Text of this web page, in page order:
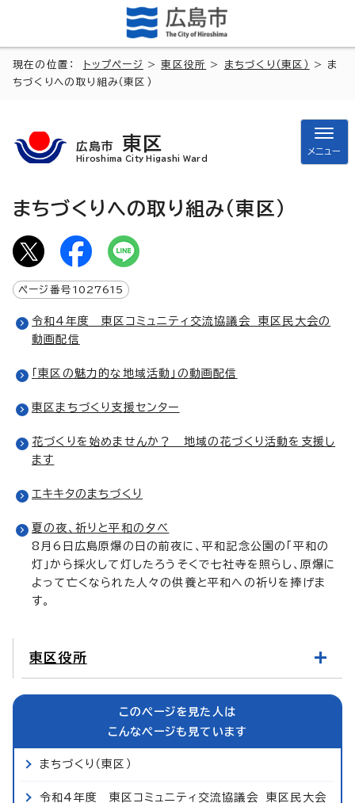
現在の位置： トップページ >東区役所 > まちづくり（東区）
> ま
ちづくりへの取り組み（東区）
広島市 東区
Hiroshima City Higashi Ward
メニュー
まちづくりへの取り組み（東区）
ページ番号 1027615
令和4年度 東区コミュニティ交流協議会 東区民大会の
動画配信
「東区の魅力的な地域活動」の動画配信
東区まちづくり支援センター
花づくりを始めませんか？ 地域の花づくり活動を支援し
ます
エキキタのまちづくり
夏の夜、祈りと平和の夕べ
8月6日広島原爆の日の前夜に、平和記念公園の「平和の
灯」から採火して灯したろうそくで七社寺を照らし、原爆に
よって亡くなられた人々の供養と平和への祈りを捧げま
す。
東区役所
このページを見た人は
こんなページも見ています
まちづくり（東区）
令和4年度 東区コミュニティ交流協議会 東区民大会